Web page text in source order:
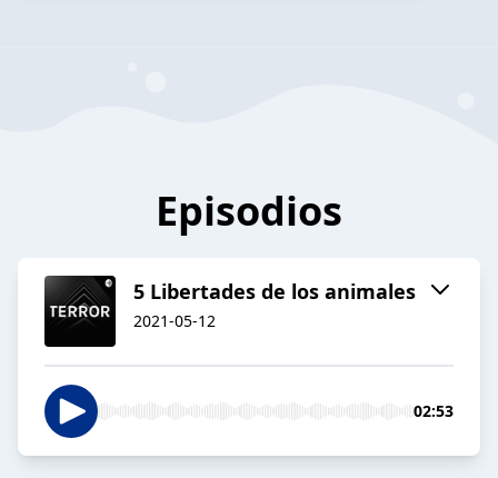
Episodios
5 Libertades de los animales
2021-05-12
02:53